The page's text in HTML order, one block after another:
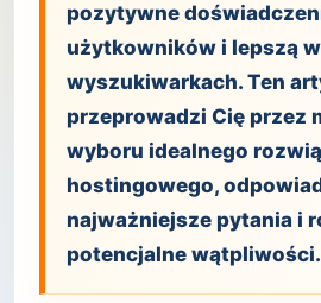
pozytywne
użytkowników i lepszą
wyszukiwarkach. Ten
przeprowadzi Cię przez
wyboru idealnego
hostingowego,
najważniejsze pytania i
potencjalne wątpliwości.